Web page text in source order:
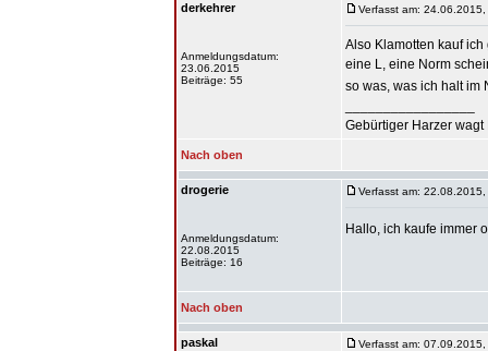
derkehrer
Anmeldungsdatum:
23.06.2015
Beiträge: 55
Verfasst am:
Also Klamotten kauf
eine L, eine Norm
so was, was ich halt im
Gebürtiger Harzer
Nach oben
drogerie
Anmeldungsdatum:
22.08.2015
Beiträge: 16
Verfasst am:
Hallo, ich kaufe immer
Nach oben
paskal Verfasst am: